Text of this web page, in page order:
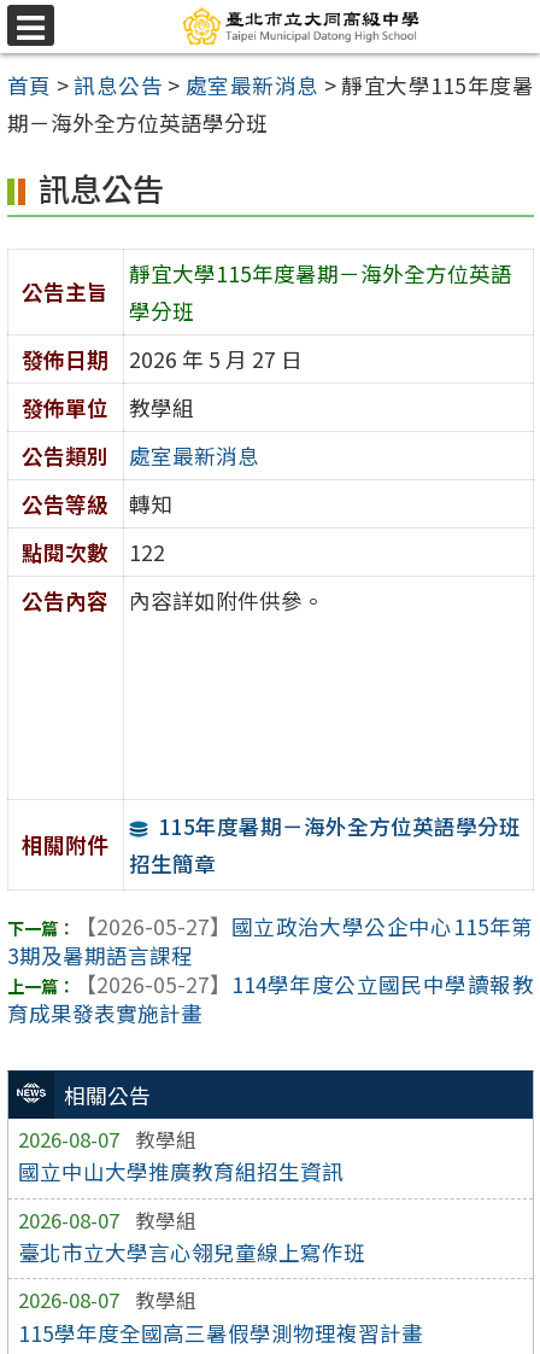
跳
至
主
要
容
區
選
單
首頁 >訊息公告 > 處室最新消息 >靜宜大學115年度暑
期－海外全方位英語學分班
相關公告
2026-08-07 教學組
國立中山大學推廣教育組招生資訊
2026-08-07 教學組
臺北市立大學言心翎兒童線上寫作班
2026-08-07 教學組
115學年度全國高三暑假學測物理複習計畫
訊息公告
公告主旨
靜宜大學115年度暑期－海外全方位英語
學分班
發佈日期
2026 年 5 月 27 日
發佈單位
教學組
公告類別
處室最新消息
公告等級
轉知
點閱次數
122
公告內容
內容詳如附件供參。
相關附件
115年度暑期－海外全方位英語學分班
招生簡章
【2026-05-27】 國立政治大學公企中心115年第
3期及暑期語言課程
【2026-05-27】 114學年度公立國民中學讀報教
育成果發表實施計畫